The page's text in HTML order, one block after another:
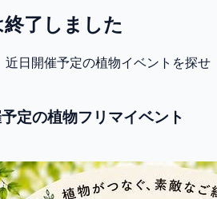
了しました
近日開催予定の植物イベントを探せ
定の植物フリマイベント